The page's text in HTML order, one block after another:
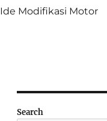
Ide Modifikasi Motor
Search